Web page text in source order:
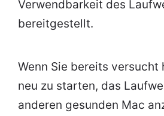
Verwendbarkeit des
bereitgestellt.
Wenn Sie bereits versucht
neu zu starten, das
anderen gesunden Mac